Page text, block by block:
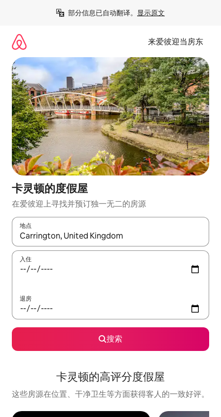
部分信息已自动翻译。 显示原文
来爱彼迎当房东
卡灵顿的度假屋
在爱彼迎上寻找并预订独一无二的房源
地点
如有搜索结果，请使用上下方向键查看，或通过点击或滑动手势
入住
退房
搜索
卡灵顿的高评分度假屋
这些房源在位置、干净卫生等方面获得客人的一致好评。